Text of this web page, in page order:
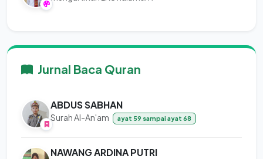
Jurnal Baca Quran
ABDUS SABHAN
Surah Al-An'am ayat 59 sampai ayat 68
NAWANG ARDINA PUTRI